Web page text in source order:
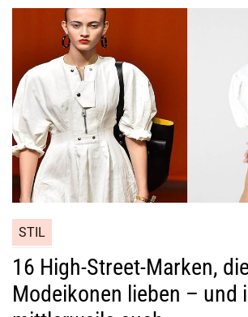
STIL
16 High-Street-Marken, die
Modeikonen lieben – und